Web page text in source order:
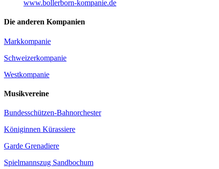
www.bollerborn-kompanie.de
Die anderen Kompanien
Markkompanie
Schweizerkompanie
Westkompanie
Musikvereine
Bundesschützen-Bahnorchester
Königinnen Kürassiere
Garde Grenadiere
Spielmannszug Sandbochum